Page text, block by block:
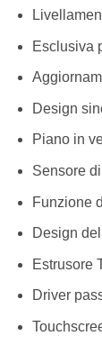
Esclusiva
Design
Piano in
Sensore
Funzione
Design
Estrusore
Driver